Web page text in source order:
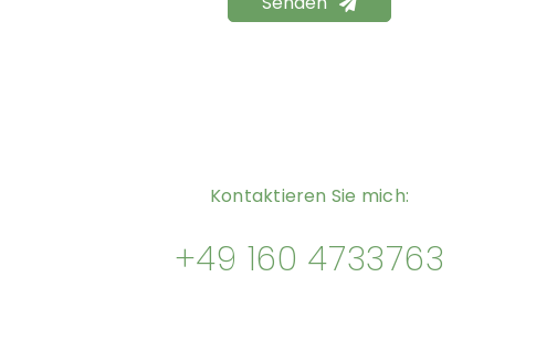
Kontaktieren Sie mich:
+49 160 4733763